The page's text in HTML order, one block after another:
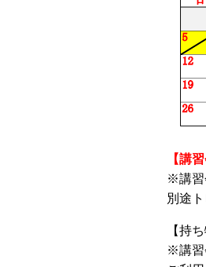
【講
※講習
別途
【持ち
※講習